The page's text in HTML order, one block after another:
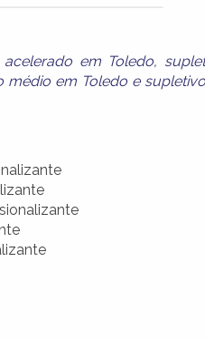
em Toledo,
médio em Toledo e